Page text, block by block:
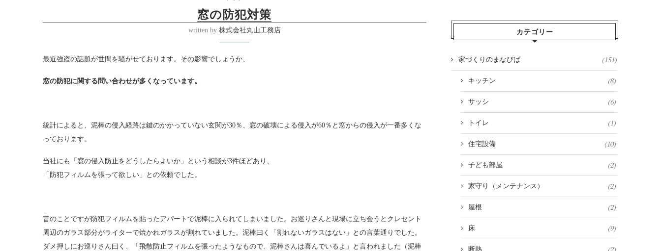
窓の防犯対策
written by 株式会社丸山工務店
最近強盗の話題が世間を騒がせております。その影響でしょうか、
窓の防犯に関する問い合わせが多くなっています。
統計によると、泥棒の侵入経路は鍵のかかっていない玄関が30％、窓の破壊による侵入が60％と窓からの侵入が一番多くな
っております。
当社にも「窓の侵入防止をどうしたらよいか」という相談が3件ほどあり、
「防犯フィルムを張って欲しい」との依頼でした。
昔のことですが防犯フィルムを貼ったアパートで泥棒に入られてしまいました。お巡りさんと現場に立ち会うとクレセント
周辺のガラス部分がライターで焼かれガラスが割れていました。泥棒曰く「割れないガラスはない」との言葉通りでした。
ダメ押しにお巡りさん曰く、「飛散防止フィルムを張ったようなもので、泥棒さんは喜んでいるよ」と言われました（泥棒
カテゴリー
家づくりのまなびば (151)
キッチン (8)
サッシ (6)
トイレ (1)
住宅設備 (10)
子ども部屋 (2)
家守り（メンテナンス） (2)
屋根 (2)
床 (9)
断熱